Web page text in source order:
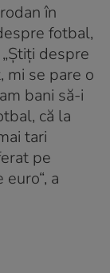
în
fotbal,
despre
mi se pare o
bani să-i
că la
tari
pe
a